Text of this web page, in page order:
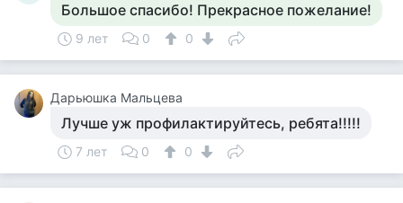
Большое спасибо! Прекрасное пожелание!
9 лет 0 0
Дарьюшка Мальцева
Лучше уж профилактируйтесь, ребята!!!!!
7 лет 0 0